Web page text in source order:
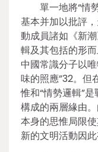
單一地將“情
基本并加以批評
動成員諸如《新
輯及其包括的形
中國常識分子以
味的照應”32。但
惟和“情勢邏輯”
構成的兩層緣由
本身的思惟局限
新的文明活動因此